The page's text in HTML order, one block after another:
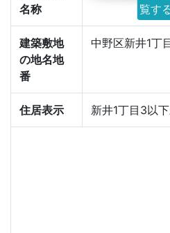
名称
覧す
建築敷地
の地名地
番
中野区新井1丁
住居表示 新井1丁目3以